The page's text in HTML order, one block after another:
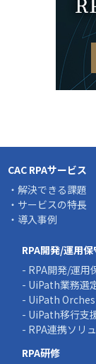
CAC RPAサービス
・解決できる課題
・サービスの特長
・導入事例
RPA開発/運用保
- RPA開発/運用
- UiPath業務選
- UiPath
- UiPath移行支
- RPA連携ソリ
RPA研修